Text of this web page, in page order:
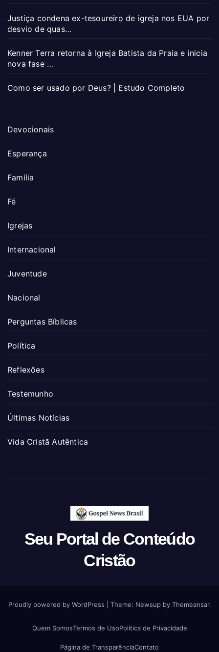
Justiça condena ex-tesoureiro de igreja nos EUA por
desvio de quas…
Kenner Terra retorna à Igreja Batista da Praia e inicia
nova fase …
Como ser usado por Deus? | Estudo Completo
Devocionais
Esperança
Família
Fé
Igrejas
Internacional
Juventude
Nacional
Perguntas Bíblicas
Política
Reflexões
Testemunho
Últimas Notícias
Vida Cristã Autêntica
Seu Portal de Conteúdo
Cristão
Proudly powered by WordPress Theme: Newsup by Themeansar.
Quem SomosTermos de UsoPolítica de Privacidade
Página de TransparênciaContato